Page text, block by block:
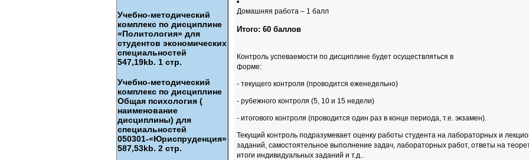
Учебно-методический
комплекс по дисциплине
«Политология» для
студентов экономических
специальностей
547,19kb. 1 стр.
Учебно-методический
комплекс по дисциплине
Общая психология (
наименование
дисциплины) для
специальностей
050301-«Юриспруденция»
587,53kb. 2 стр.
Домашняя работа – 1 балл
Итого: 60 баллов
Контроль успеваемости по дисциплине будет осуществляться в
форме:
- текущего контроля (проводится еженедельно)
- рубежного контроля (5, 10 и 15 недели)
- итогового контроля (проводится один раз в конце периода, т.е. экзамен).
Текущий контроль подразумевает оценку работы студента на лабораторных и
заданий, самостоятельное выполнение задач, лабораторных работ, ответы на
итоги индивидуальных заданий и т.д..